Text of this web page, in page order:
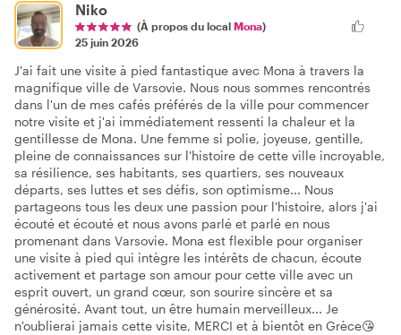
Niko
(À propos du local Mona)
25 juin 2026
J'ai fait une visite à pied fantastique avec Mona à travers la
magnifique ville de Varsovie. Nous nous sommes rencontrés
dans l'un de mes cafés préférés de la ville pour commencer
notre visite et j'ai immédiatement ressenti la chaleur et la
gentillesse de Mona. Une femme si polie, joyeuse, gentille,
pleine de connaissances sur l'histoire de cette ville incroyable,
sa résilience, ses habitants, ses quartiers, ses nouveaux
départs, ses luttes et ses défis, son optimisme... Nous
partageons tous les deux une passion pour l'histoire, alors j'ai
écouté et écouté et nous avons parlé et parlé en nous
promenant dans Varsovie. Mona est flexible pour organiser
une visite à pied qui intègre les intérêts de chacun, écoute
activement et partage son amour pour cette ville avec un
esprit ouvert, un grand cœur, son sourire sincère et sa
générosité. Avant tout, un être humain merveilleux... Je
n'oublierai jamais cette visite, MERCI et à bientôt en Grèce😘